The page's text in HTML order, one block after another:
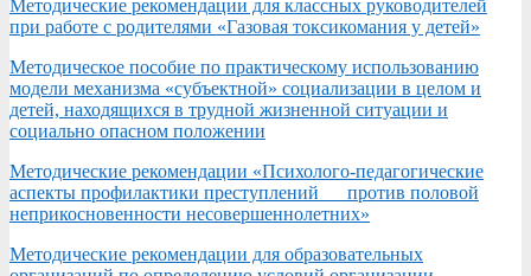
Методические рекомендации для классных руководителей
при работе с родителями «Газовая токсикомания у детей»
Методическое пособие по практическому использованию
модели механизма «субъектной» социализации в целом и
детей, находящихся в трудной жизненной ситуации и
социально опасном положении
Методические рекомендации «Психолого-педагогические
аспекты профилактики преступлений против половой
неприкосновенности несовершеннолетних»
Методические рекомендации для образовательных